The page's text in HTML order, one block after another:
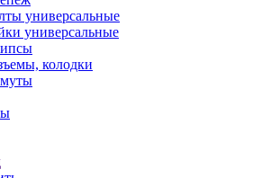
универсальные
универсальные
колодки